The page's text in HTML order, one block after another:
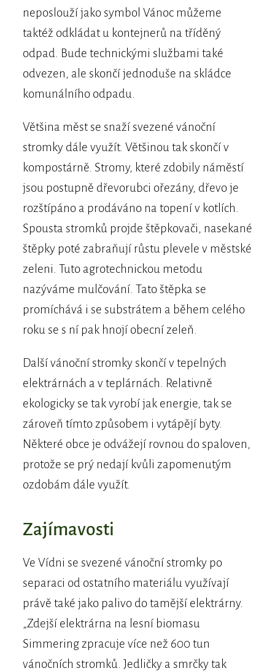
neposlouží jako symbol Vánoc můžeme
taktéž odkládat u kontejnerů na tříděný
odpad. Bude technickými službami také
odvezen, ale skončí jednoduše na skládce
komunálního odpadu.
Většina měst se snaží svezené vánoční
stromky dále využít. Většinou tak skončí v
kompostárně. Stromy, které zdobily náměstí
jsou postupně dřevorubci ořezány, dřevo je
rozštípáno a prodáváno na topení v kotlích.
Spousta stromků projde štěpkovači, nasekané
štěpky poté zabraňují růstu plevele v městské
zeleni. Tuto agrotechnickou metodu
nazýváme mulčování. Tato štěpka se
promíchává i se substrátem a během celého
roku se s ní pak hnojí obecní zeleň.
Další vánoční stromky skončí v tepelných
elektrárnách a v teplárnách. Relativně
ekologicky se tak vyrobí jak energie, tak se
zároveň tímto způsobem i vytápějí byty.
Některé obce je odvážejí rovnou do spaloven,
protože se prý nedají kvůli zapomenutým
ozdobám dále využít.
Zajímavosti
Ve Vídni se svezené vánoční stromky po
separaci od ostatního materiálu využívají
právě také jako palivo do tamější elektrárny.
„Zdejší elektrárna na lesní biomasu
Simmering zpracuje více než 600 tun
vánočních stromků. Jedličky a smrčky tak